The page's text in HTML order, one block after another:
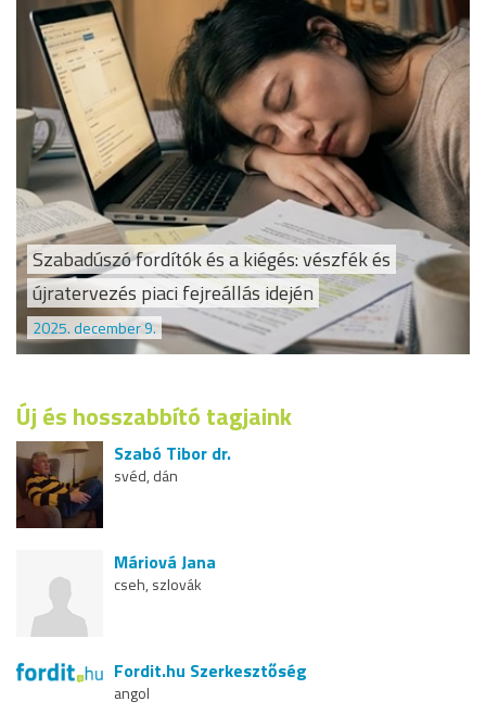
Szabadúszó fordítók és a kiégés: vészfék és
újratervezés piaci fejreállás idején
2025. december 9.
Új és hosszabbító tagjaink
Szabó Tibor dr.
svéd, dán
Máriová Jana
cseh, szlovák
Fordit.hu Szerkesztőség
angol